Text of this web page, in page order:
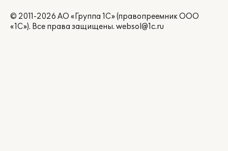
© 2011-2026 АО «Группа 1С» (правопреемник ООО
«1С»). Все права защищены. websol@1c.ru